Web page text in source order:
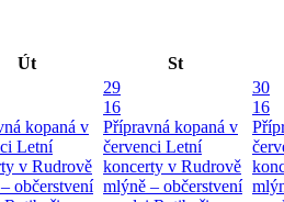
Út
St
kopaná v
Letní
v Rudrově
občerstvení
29
16
Přípravná kopaná v
červenci Letní
koncerty v Rudrově
mlýně – občerstvení
30
16